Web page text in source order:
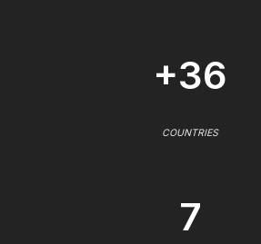
+36
COUNTRIES
7